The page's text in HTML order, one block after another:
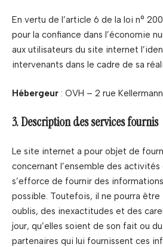
En vertu de l’article 6 de la loi n°
pour la confiance dans l’économie
aux utilisateurs du site internet
intervenants dans le cadre de sa
Hébergeur : OVH – 2 rue
3. Description des services fournis
Le site internet a pour objet de
concernant l’ensemble des
s’efforce de fournir des
possible. Toutefois, il ne pourra être
oublis, des inexactitudes et des
jour, qu’elles soient de son fait ou
partenaires qui lui fournissent ces